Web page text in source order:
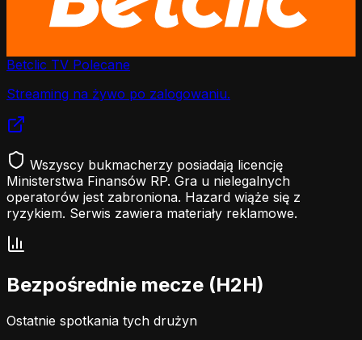
Betclic TV Polecane
Streaming na żywo po zalogowaniu.
Wszyscy bukmacherzy posiadają licencję
Ministerstwa Finansów RP. Gra u nielegalnych
operatorów jest zabroniona. Hazard wiąże się z
ryzykiem. Serwis zawiera materiały reklamowe.
Bezpośrednie mecze (H2H)
Ostatnie spotkania tych drużyn